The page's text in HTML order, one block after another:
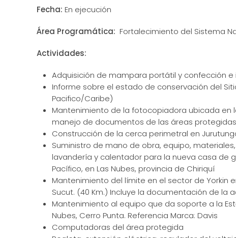
Fecha: En ejecución
Área Programática: Fortalecimiento del Sistema
Actividades:
Adquisición de mampara portátil y confección e
Informe sobre el estado de conservación del
Pacifico/Caribe)
Mantenimiento de la fotocopiadora ubicada en
manejo de documentos de las áreas
Construcción de la cerca perimetral en
Suministro de mano de obra, equipo,
lavandería y calentador para la nueva casa de
Pacífico, en Las Nubes, provincia de Chiriquí
Mantenimiento del límite en el sector de Yorkin
Sucut. (40 Km.) Incluye la documentación de la
Mantenimiento al equipo que da soporte a la
Nubes, Cerro Punta. Referencia Marca: Davis
Computadoras del área protegida